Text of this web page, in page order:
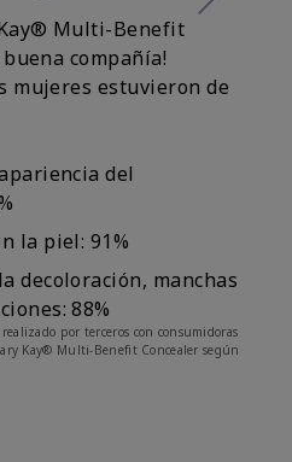
Multi-Benefit
compañía!
mujeres estuvieron de
del
la piel: 91%
decoloración, manchas
88%
por terceros con consumidoras
Kay® Multi-Benefit Concealer según